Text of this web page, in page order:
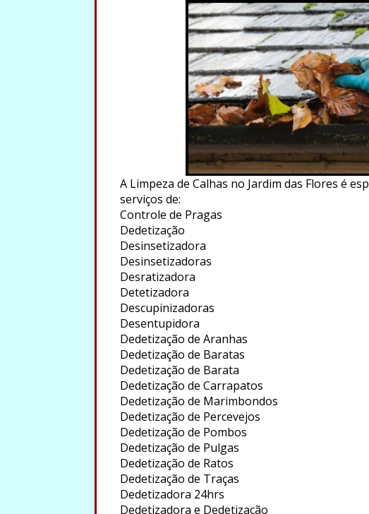
A Limpeza de Calhas no Jardim das Flores é
serviços de:
Controle de Pragas
Dedetização
Desinsetizadora
Desinsetizadoras
Desratizadora
Detetizadora
Descupinizadoras
Desentupidora
Dedetização de Aranhas
Dedetização de Baratas
Dedetização de Barata
Dedetização de Carrapatos
Dedetização de Marimbondos
Dedetização de Percevejos
Dedetização de Pombos
Dedetização de Pulgas
Dedetização de Ratos
Dedetização de Traças
Dedetizadora 24hrs
Dedetizadora e Dedetização